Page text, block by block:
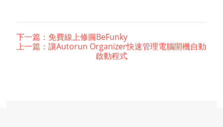
下一篇：免費線上修圖BeFunky
上一篇：讓Autorun Organizer快速管理電腦開機自動
啟動程式